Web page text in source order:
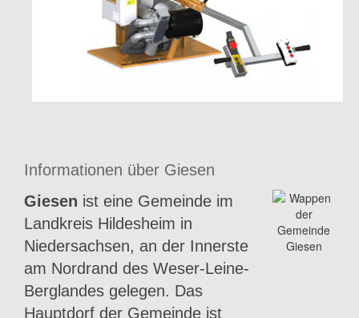
Informationen über Giesen
Giesen ist eine Gemeinde im
Landkreis Hildesheim in
Niedersachsen, an der Innerste
am Nordrand des Weser-Leine-
Berglandes gelegen. Das
Hauptdorf der Gemeinde ist